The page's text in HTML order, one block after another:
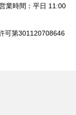
時間：平日 11:00
可第301120708646